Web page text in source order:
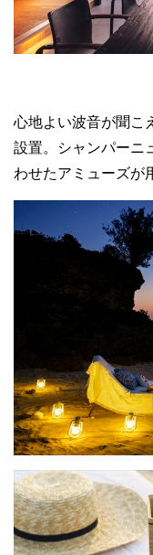
心地よい波音が聞こ
設置。シャンパーニ
わせたアミューズが